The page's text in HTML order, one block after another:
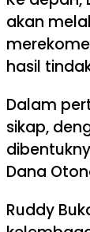
akan
hasil
Dalam
sikap,
Dana
Ruddy